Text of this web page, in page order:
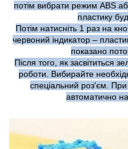
потім вибрати режим ABS
пластику
Потім натисніть 1 раз на
червоний індикатор –
показано
Після того, як засвітиться
роботи. Вибирайте
спеціальний роз'єм.
автоматично